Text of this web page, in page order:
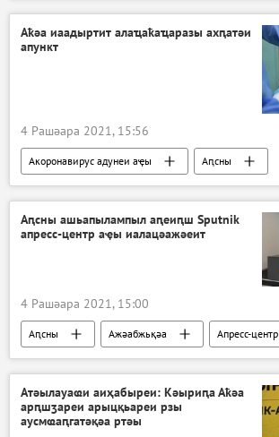
Аҟәа иаадыртит алаҵаҟаҵаразы ахԥатәи
апункт
4 Рашәара 2021, 15:56
Акоронавирус адунеи аҿы
Аԥсны
Ажәабжьқәа
Аԥсны ашьапылампыл аԥеиԥш Sputnik
апресс-центр аҿы иалацәажәеит
4 Рашәара 2021, 15:00
Аԥсны Ажәабжьқәа Апресс-центр
Атәылауаҩи аиҳабыреи: Кәыриԥа Аҟәа
арԥшӡареи арыцқьареи рзы
аусмҩаԥгатәқәа ртәы